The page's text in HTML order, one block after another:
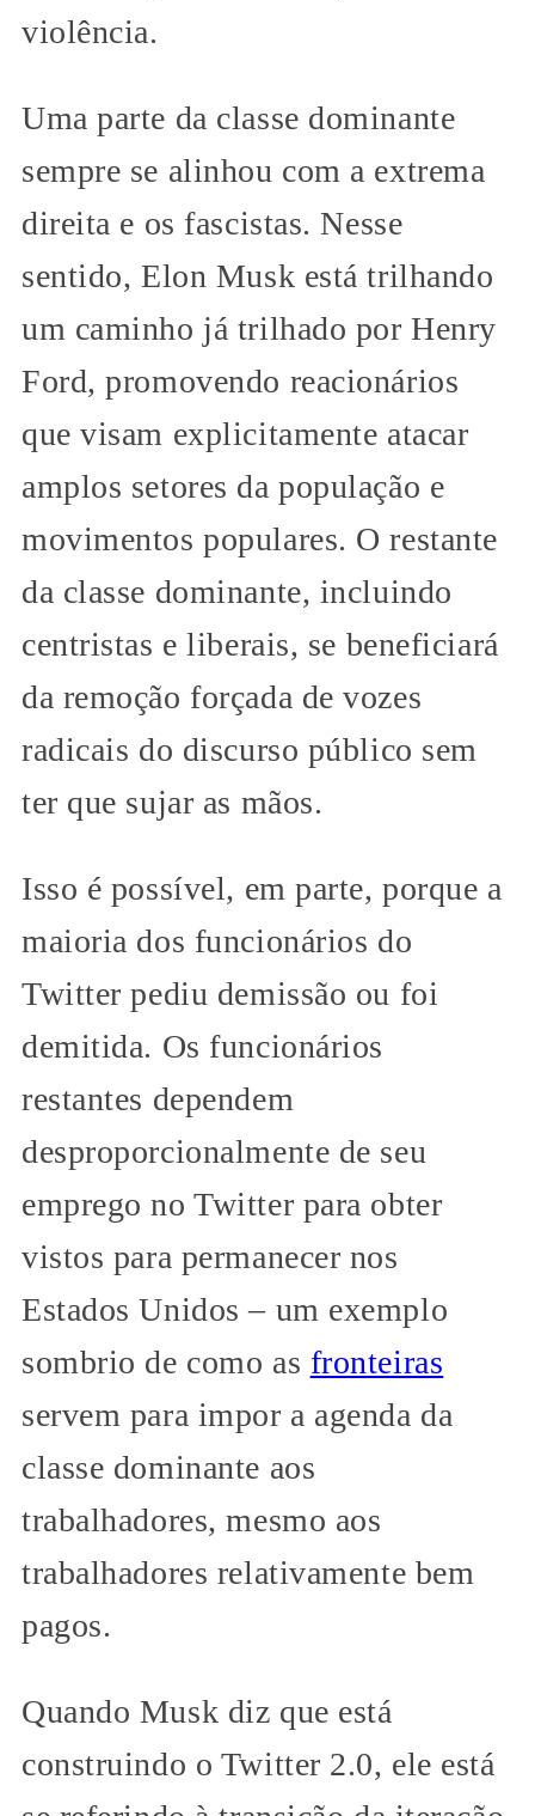
violência.
Uma parte da classe dominante
sempre se alinhou com a extrema
direita e os fascistas. Nesse
sentido, Elon Musk está trilhando
um caminho já trilhado por Henry
Ford, promovendo reacionários
que visam explicitamente atacar
amplos setores da população e
movimentos populares. O restante
da classe dominante, incluindo
centristas e liberais, se beneficiará
da remoção forçada de vozes
radicais do discurso público sem
ter que sujar as mãos.
Isso é possível, em parte, porque a
maioria dos funcionários do
Twitter pediu demissão ou foi
demitida. Os funcionários
restantes dependem
desproporcionalmente de seu
emprego no Twitter para obter
vistos para permanecer nos
Estados Unidos – um exemplo
sombrio de como as fronteiras
servem para impor a agenda da
classe dominante aos
trabalhadores, mesmo aos
trabalhadores relativamente bem
pagos.
Quando Musk diz que está
construindo o Twitter 2.0, ele está